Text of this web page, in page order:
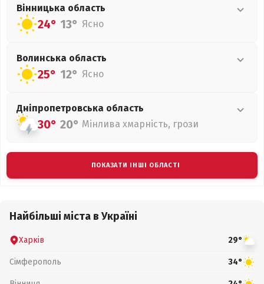
Вінницька область
24° 13° Ясно
Волинська область
25° 12° Ясно
Дніпропетровська область
30° 20° Мінлива хмарність, грози
ПОКАЗАТИ ІНШІ ОБЛАСТІ
Найбільші міста в Україні
Харків 29°
Сімферополь 34°